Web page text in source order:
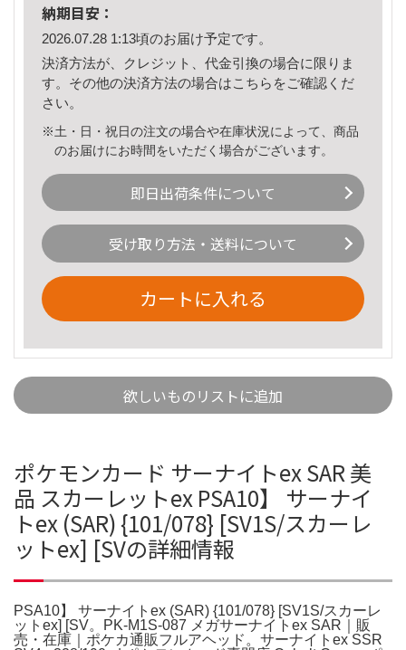
納期目安：
2026.07.28 1:13頃のお届け予定です。
決済方法が、クレジット、代金引換の場合に限りま
す。その他の決済方法の場合はこちら をご確認くだ
さい。
※土・日・祝日の注文の場合や在庫状況によって、商品
のお届けにお時間をいただく場合がございます。
即日出荷条件について
受け取り方法・送料について
カートに入れる
欲しいものリストに追加
ポケモンカード サーナイトex SAR 美
品 スカーレットex PSA10】 サーナイ
トex (SAR) {101/078} [SV1S/スカーレ
ットex] [SVの詳細情報
PSA10】 サーナイトex (SAR) {101/078} [SV1S/スカーレ
ットex] [SV。PK-M1S-087 メガサーナイトex SAR｜販
売・在庫｜ポケカ通販フルアヘッド。サーナイトex SSR